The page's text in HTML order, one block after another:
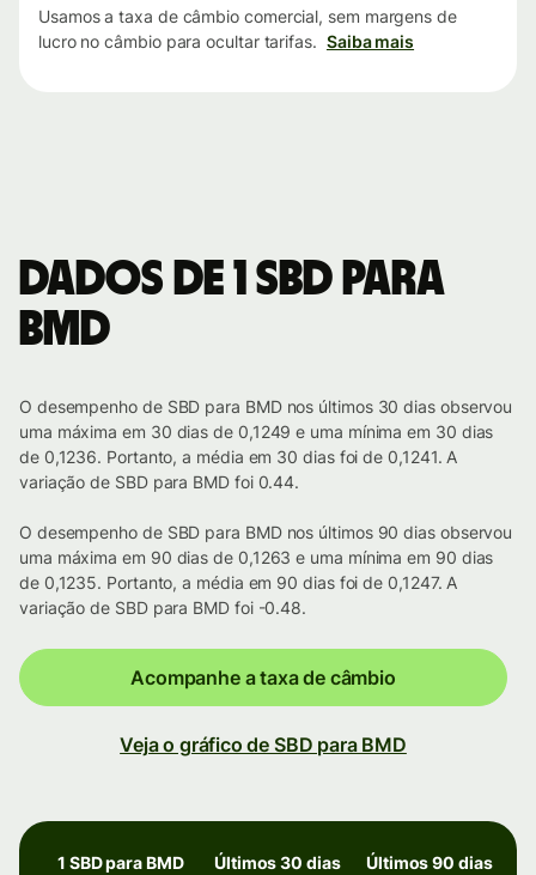
Usamos a taxa de câmbio comercial, sem margens de
lucro no câmbio para ocultar tarifas. Saiba mais
Dados de 1 SBD para
BMD
O desempenho de SBD para BMD nos últimos 30 dias observou
uma máxima em 30 dias de 0,1249 e uma mínima em 30 dias
de 0,1236. Portanto, a média em 30 dias foi de 0,1241. A
variação de SBD para BMD foi 0.44.
O desempenho de SBD para BMD nos últimos 90 dias observou
uma máxima em 90 dias de 0,1263 e uma mínima em 90 dias
de 0,1235. Portanto, a média em 90 dias foi de 0,1247. A
variação de SBD para BMD foi -0.48.
Acompanhe a taxa de câmbio
Veja o gráfico de SBD para BMD
1 SBD para BMD Últimos 30 dias Últimos 90 dias